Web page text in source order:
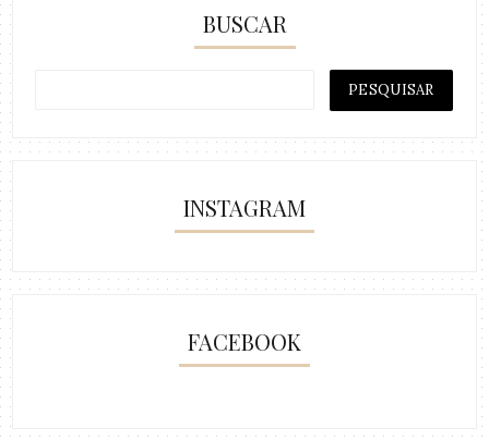
BUSCAR
INSTAGRAM
FACEBOOK